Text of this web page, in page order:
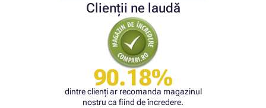
Clienții ne laudă
90.18%
dintre clienți ar recomanda magazinul
nostru ca fiind de încredere.